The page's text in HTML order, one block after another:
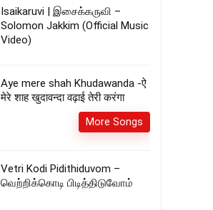
Isaikaruvi | இசைக்கருவி –
Solomon Jakkim (Official Music
Video)
Aye mere shah Khudawanda -ऐ
मेरे शाह खुदावन्दा वढ़ाई तेरी करंगा
More Songs
Vetri Kodi Pidithiduvom –
வெற்றிக்கொடி பிடித்திடுவோம்